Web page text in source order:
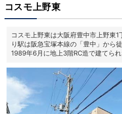
コスモ上野東
コスモ上野東は大阪府豊中市上野東
り駅は阪急宝塚本線の「豊中」から
1989年6月に地上3階RC造で建てら